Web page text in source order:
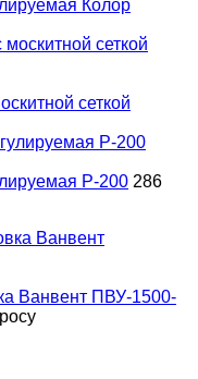
Колор
сеткой
Р-200 286
Ванвент ПВУ-1500-